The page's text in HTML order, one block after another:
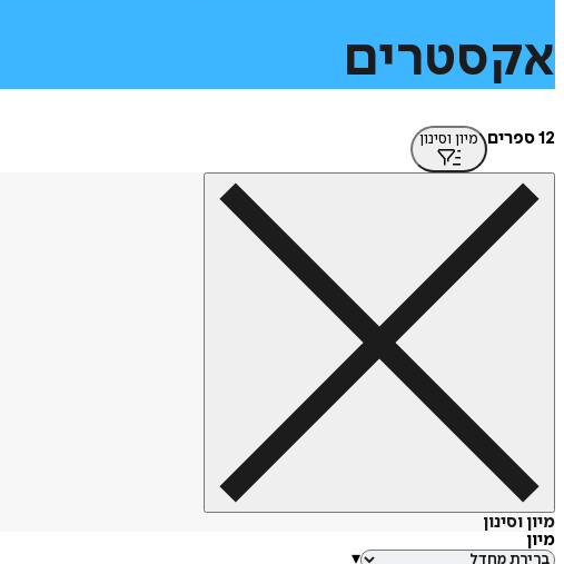
אקסטרים
12 ספרים מיון וסינון
מיון וסינון
מיון
▾